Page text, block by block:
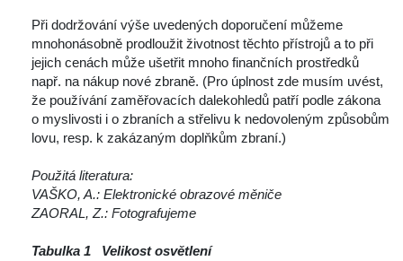
Při dodržování výše uvedených doporučení můžeme
mnohonásobně prodloužit životnost těchto přístrojů a to při
jejich cenách může ušetřit mnoho finančních prostředků
např. na nákup nové zbraně. (Pro úplnost zde musím uvést,
že používání zaměřovacích dalekohledů patří podle zákona
o myslivosti i o zbraních a střelivu k nedovoleným způsobům
lovu, resp. k zakázaným doplňkům zbraní.)
Použitá literatura:
VAŠKO, A.: Elektronické obrazové měniče
ZAORAL, Z.: Fotografujeme
Tabulka 1 Velikost osvětlení